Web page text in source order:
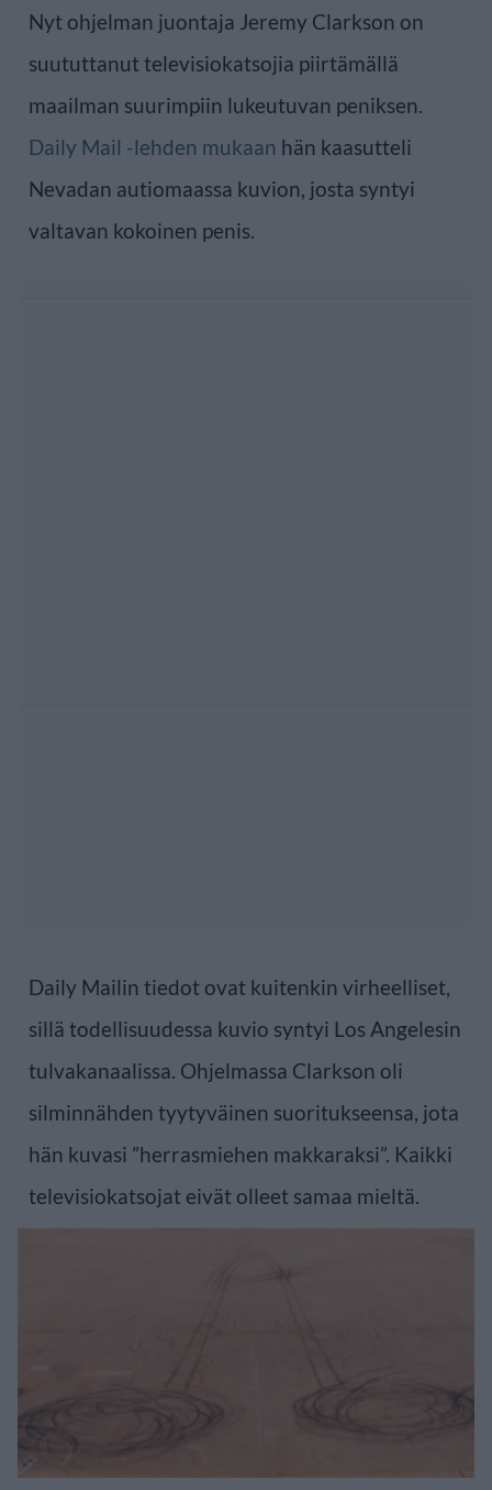
Nyt ohjelman juontaja Jeremy Clarkson on
suututtanut televisiokatsojia piirtämällä
maailman suurimpiin lukeutuvan peniksen.
Daily Mail -lehden mukaan hän kaasutteli
Nevadan autiomaassa kuvion, josta syntyi
valtavan kokoinen penis.
Daily Mailin tiedot ovat kuitenkin virheelliset,
sillä todellisuudessa kuvio syntyi Los Angelesin
tulvakanaalissa. Ohjelmassa Clarkson oli
silminnähden tyytyväinen suoritukseensa, jota
hän kuvasi ”herrasmiehen makkaraksi”. Kaikki
televisiokatsojat eivät olleet samaa mieltä.